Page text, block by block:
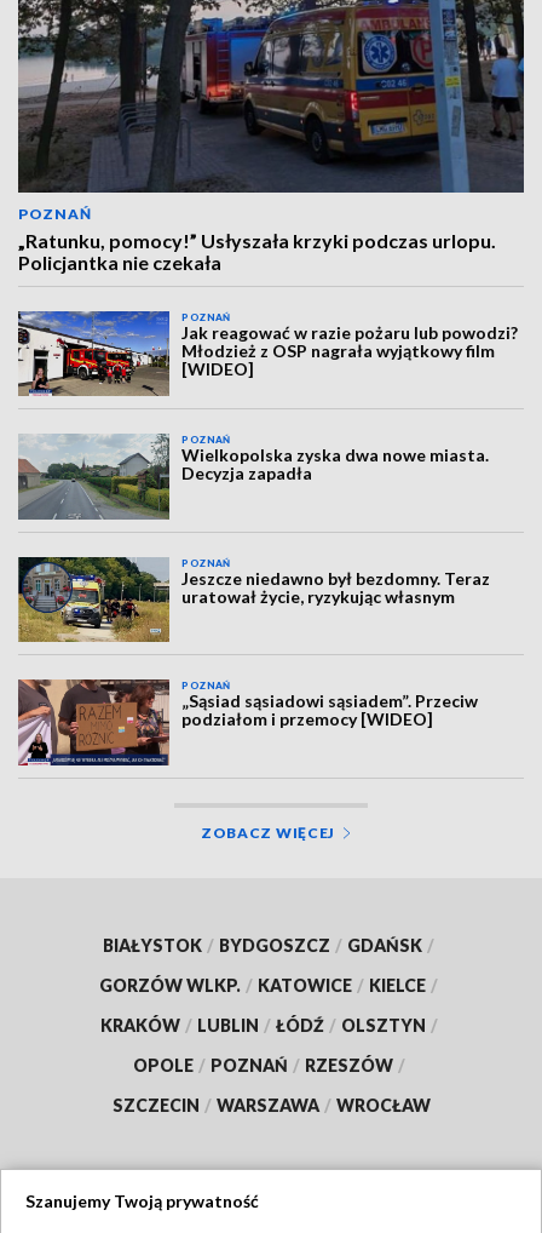
POZNAŃ
„Ratunku, pomocy!” Usłyszała krzyki podczas urlopu.
Policjantka nie czekała
POZNAŃ
Jak reagować w razie pożaru lub powodzi?
Młodzież z OSP nagrała wyjątkowy film
[WIDEO]
POZNAŃ
Wielkopolska zyska dwa nowe miasta.
Decyzja zapadła
POZNAŃ
Jeszcze niedawno był bezdomny. Teraz
uratował życie, ryzykując własnym
POZNAŃ
„Sąsiad sąsiadowi sąsiadem”. Przeciw
podziałom i przemocy [WIDEO]
ZOBACZ WIĘCEJ
BIAŁYSTOK / BYDGOSZCZ / GDAŃSK /
GORZÓW WLKP. / KATOWICE / KIELCE /
KRAKÓW / LUBLIN / ŁÓDŹ / OLSZTYN /
OPOLE / POZNAŃ / RZESZÓW /
SZCZECIN / WARSZAWA / WROCŁAW
Szanujemy Twoją prywatność